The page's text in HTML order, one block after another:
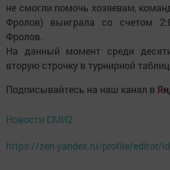
не смогли помочь хозяевам,
Фролов) выиграла со счетом
Фролов.
На данный момент среди
вторую строчку в турнирной
Подписывайтесь на наш канал в Я
Новости СМИ2
https://zen.yandex.ru/profile/editor/